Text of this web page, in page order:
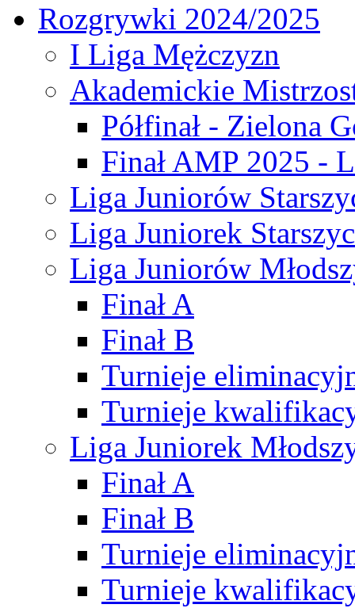
Rozgrywki 2024/2025
I Liga Mężczyzn
Akademickie
Półfinał - Zielona
Finał AMP 2025 -
Liga Juniorów
Liga Juniorek
Liga Juniorów
Finał A
Finał B
Turnieje
Turnieje
Liga Juniorek
Finał A
Finał B
Turnieje
Turnieje